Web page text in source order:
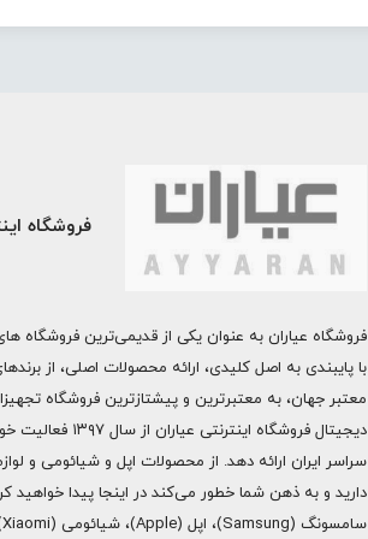
فروشگاه
فروشگاه عیاران به عنوان یکی از قدیمی‌ترین فروشگاه
با پایبندی به اصل کلیدی، ارائه محصولات اصلی، از
معتبر جهان، به معتبرترین و پیشتازترین فروشگاه
دیجیتال
دارید و به ذهن شما خطور می‌کند در اینجا پیدا خواهید